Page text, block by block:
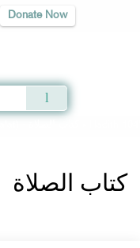
Donate Now
كتاب الصلاة